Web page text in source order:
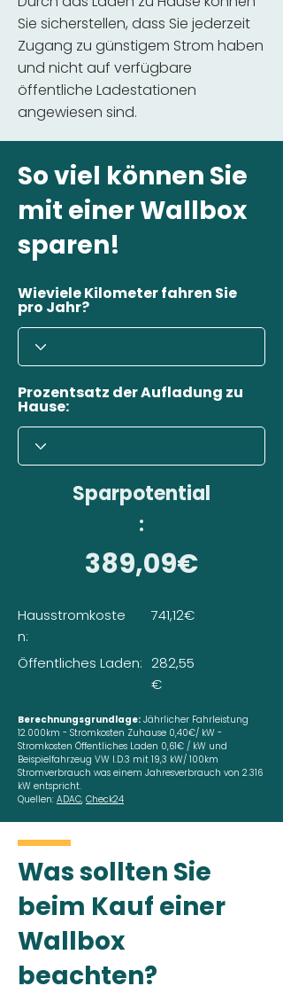
Sie sicherstellen, dass Sie jederzeit
Zugang zu günstigem Strom haben
und nicht auf verfügbare
öffentliche Ladestationen
angewiesen sind.
So viel können Sie
mit einer Wallbox
sparen!
Wieviele Kilometer fahren Sie
pro Jahr?
Prozentsatz der Aufladung zu
Hause:
Sparpotential
:
389,09€
Hausstromkoste
n:
Öffentliches Laden:
741,12€
282,55
€
Berechnungsgrundlage: Jährlicher Fahrleistung
12.000km - Stromkosten Zuhause 0,40€/ kW -
Stromkosten Öffentliches Laden 0,61€ / kW und
Beispielfahrzeug VW I.D.3 mit 19,3 kW/ 100km
Stromverbrauch was einem Jahresverbrauch von 2.316
kW entspricht.
Quellen: ADAC, Check24
Was sollten Sie
beim Kauf einer
Wallbox
beachten?